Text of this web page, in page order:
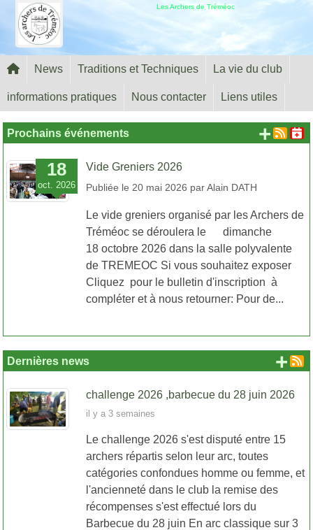
Les Archers de Tréméoc
News Traditions et Techniques La vie du club
informations pratiques Nous contacter Liens utiles
Prochains événements
18
oct. 2026
Vide Greniers 2026
Publiée le 20 mai 2026 parAlain DATH
Le vide greniers organisé par les Archers de
Tréméoc se déroulera le dimanche
18 octobre 2026 dans la salle polyvalente
de TREMEOC Si vous souhaitez exposer
Cliquez pour le bulletin d'inscription à
compléter et à nous retourner: Pour de...
+
Dernières news
challenge 2026 ,barbecue du 28 juin 2026
il y a 3 semaines
Le challenge 2026 s'est disputé entre 15
archers répartis selon leur arc, toutes
catégories confondues homme ou femme, et
l'ancienneté dans le club la remise des
récompenses s'est effectué lors du
Barbecue du 28 juin En arc classique sur 3
+
Panneau de gestion des cookies